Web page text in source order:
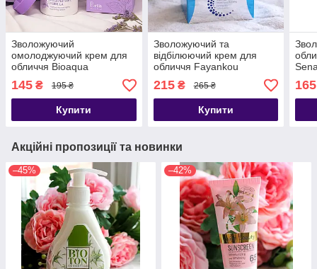
Зволожуючий
омолоджуючий крем для
обличчя Bioaqua
Polypeptide Perilla з
поліпептидним екстрактом
перили 60 мл
145 ₴ 195 ₴
Купити
Зволожуючий та
відбілюючий крем для
обличчя Fayankou
Collagen Moisturize Whiten
Cream з колагеном 50 мл
215₴ 265 ₴
Купити
165
Акційні пропозиції та новинки
–45% –42%